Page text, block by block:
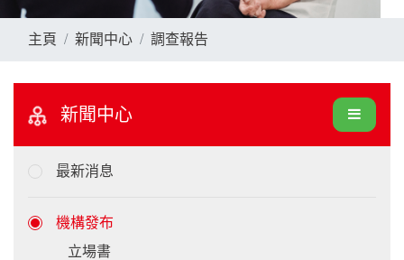
主頁 新聞中心 調查報告
新聞中心
最新消息
機構發布
立場書